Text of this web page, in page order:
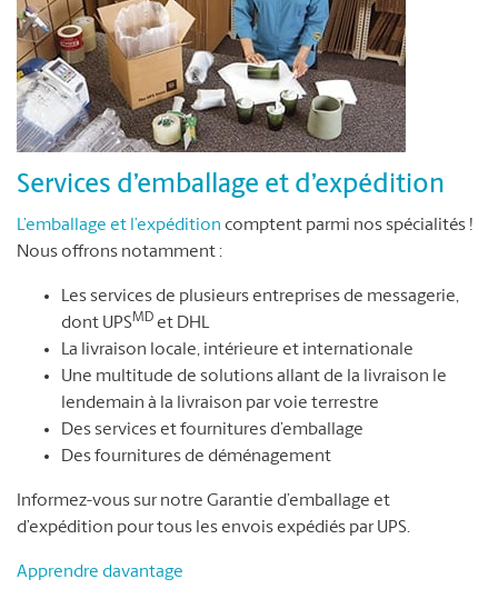
Services d’emballage et d’expédition
L’emballage et l’expédition comptent parmi nos spécialités !
Nous offrons notamment :
Les services de plusieurs entreprises de messagerie,
dont UPSMD et DHL
La livraison locale, intérieure et internationale
Une multitude de solutions allant de la livraison le
lendemain à la livraison par voie terrestre
Des services et fournitures d’emballage
Des fournitures de déménagement
Informez-vous sur notre Garantie d’emballage et
d’expédition pour tous les envois expédiés par UPS.
Apprendre davantage